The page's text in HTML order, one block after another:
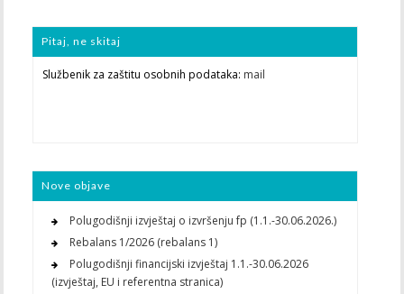
Pitaj, ne skitaj
Službenik za zaštitu osobnih podataka: mail
Nove objave
Polugodišnji izvještaj o izvršenju fp (1.1.-30.06.2026.)
Rebalans 1/2026 (rebalans 1)
Polugodišnji financijski izvještaj 1.1.-30.06.2026
(izvještaj, EU i referentna stranica)